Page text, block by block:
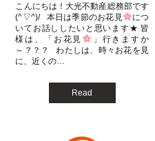
こんにちは！大光不動産総務部です
(^▽^)/ 本日は季節のお花見
につ
いてお話ししたいと思います★ 皆
様は、「お花見
」行きますか
～？？？ わたしは、時々お花を見
に、近くの…
Read